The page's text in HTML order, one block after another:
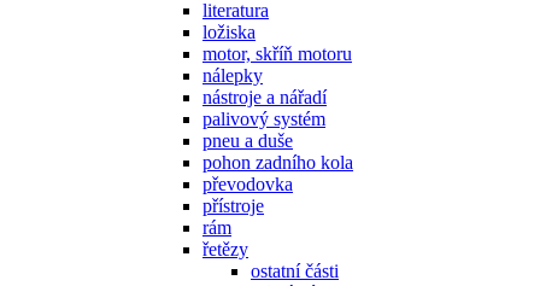
literatura
ložiska
motor, skříň motoru
nálepky
nástroje a nářadí
palivový systém
pneu a duše
pohon zadního kola
převodovka
přístroje
rám
řetězy
ostatní části